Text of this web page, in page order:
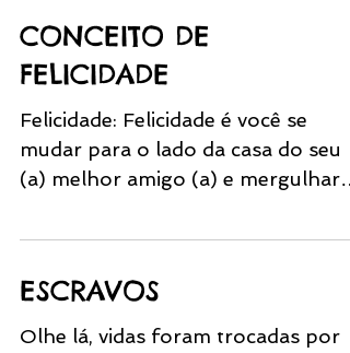
CONCEITO DE
FELICIDADE
Felicidade: Felicidade é você se
mudar para o lado da casa do seu
(a) melhor amigo (a) e mergulhar
feliz.
ESCRAVOS
Olhe lá, vidas foram trocadas por